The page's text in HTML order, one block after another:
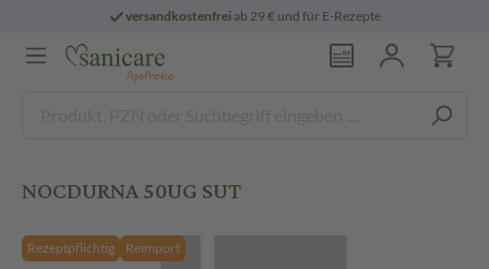
versandkostenfreiab 29 € und für E-Rezepte
NOCDURNA 50UG SUT
Rezeptpflichtig Reimport